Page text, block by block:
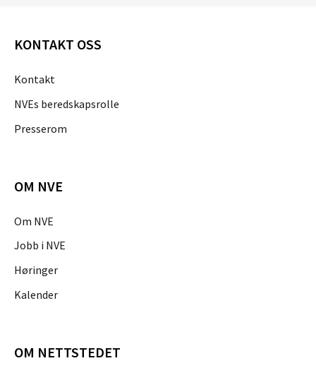
KONTAKT OSS
Kontakt
NVEs beredskapsrolle
Presserom
OM NVE
Om NVE
Jobb i NVE
Høringer
Kalender
OM NETTSTEDET